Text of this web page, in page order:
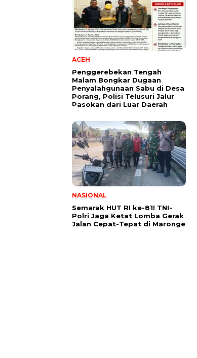
ACEH
Penggerebekan Tengah
Malam Bongkar Dugaan
Penyalahgunaan Sabu di Desa
Porang, Polisi Telusuri Jalur
Pasokan dari Luar Daerah
NASIONAL
Semarak HUT RI ke-81! TNI-
Polri Jaga Ketat Lomba Gerak
Jalan Cepat-Tepat di Maronge